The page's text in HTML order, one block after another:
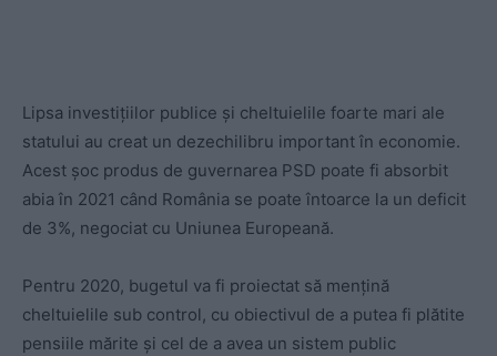
Lipsa investițiilor publice și cheltuielile foarte mari ale
statului au creat un dezechilibru important în economie.
Acest șoc produs de guvernarea PSD poate fi absorbit
abia în 2021 când România se poate întoarce la un deficit
de 3%, negociat cu Uniunea Europeană.
Pentru 2020, bugetul va fi proiectat să mențină
cheltuielile sub control, cu obiectivul de a putea fi plătite
pensiile mărite și cel de a avea un sistem public